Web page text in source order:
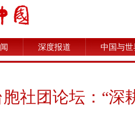
深度报道 中国与世
胞社团论坛：“深